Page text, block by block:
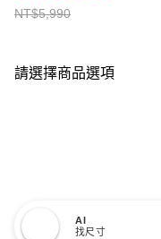
NT$5,990
請選擇商品選項
AI
找尺寸